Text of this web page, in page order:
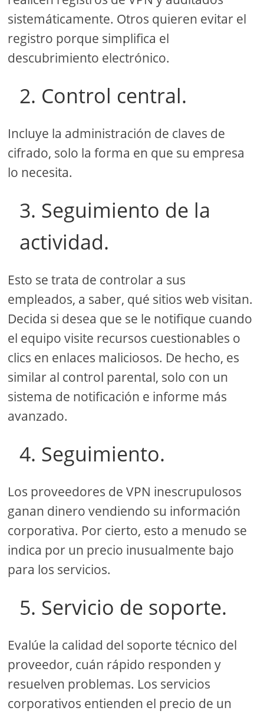
sistemáticamente. Otros quieren evitar el
registro porque simplifica el
descubrimiento electrónico.
2. Control central.
Incluye la administración de claves de
cifrado, solo la forma en que su empresa
lo necesita.
3. Seguimiento de la
actividad.
Esto se trata de controlar a sus
empleados, a saber, qué sitios web visitan.
Decida si desea que se le notifique cuando
el equipo visite recursos cuestionables o
clics en enlaces maliciosos. De hecho, es
similar al control parental, solo con un
sistema de notificación e informe más
avanzado.
4. Seguimiento.
Los proveedores de VPN inescrupulosos
ganan dinero vendiendo su información
corporativa. Por cierto, esto a menudo se
indica por un precio inusualmente bajo
para los servicios.
5. Servicio de soporte.
Evalúe la calidad del soporte técnico del
proveedor, cuán rápido responden y
resuelven problemas. Los servicios
corporativos entienden el precio de un